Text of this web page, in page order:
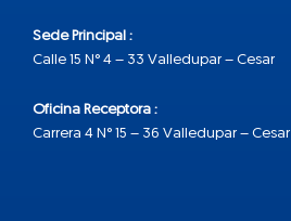
Sede Principal :
Calle 15 N° 4 – 33 Valledupar – Cesar
Oficina Receptora :
Carrera 4 N° 15 – 36 Valledupar – Cesar